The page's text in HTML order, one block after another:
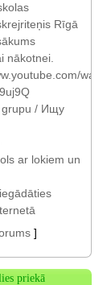
Rīgā
nākotnei.
watch?
grupu / Ищу
ar lokiem un
]
priekā